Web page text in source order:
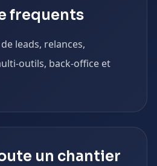
frequents
leads, relances,
outils, back-office et
un chantier